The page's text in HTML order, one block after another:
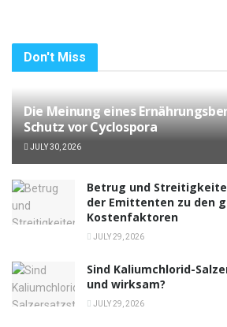
Don't Miss
Die Meinung eines
Schutz vor Cyclospora
JULY 30, 2026
Betrug und
der Emittenten zu den
Kostenfaktoren
JULY 29, 2026
Sind Kaliumchlorid-
und wirksam?
JULY 29, 2026